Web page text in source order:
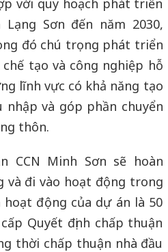
Sơn đến năm 2030,
đó chú trọng phát triển
tạo và công nghiệp hỗ
lĩnh vực có khả năng tạo
nhập và góp phần chuyển
thôn.
CCN Minh Sơn sẽ hoàn
và đi vào hoạt động trong
hoạt động của dự án là 50
Quyết định chấp thuận
thời chấp thuận nhà đầu